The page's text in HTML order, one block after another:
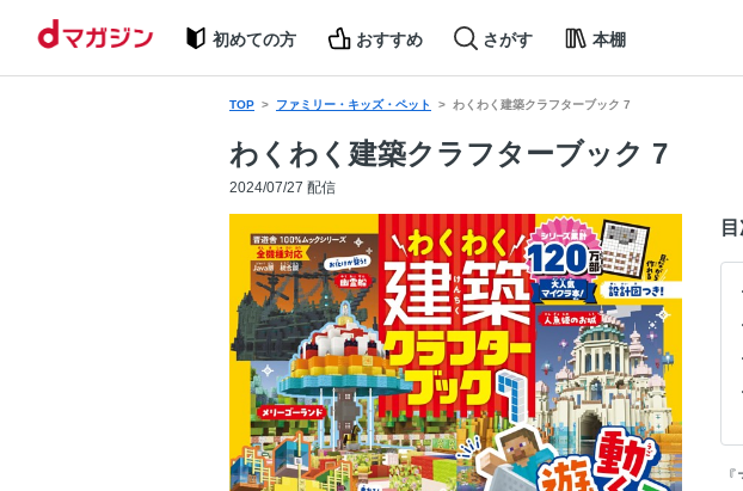
初めての方 おすすめ さがす 本棚
TOP ファミリー・キッズ・ペット わくわく建築クラフターブック 7
わくわく建築クラフターブック 7
2024/07/27 配信